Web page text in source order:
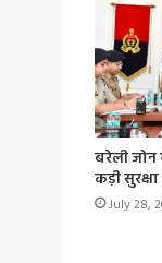
बरेली जोन
कड़ी
July 28,